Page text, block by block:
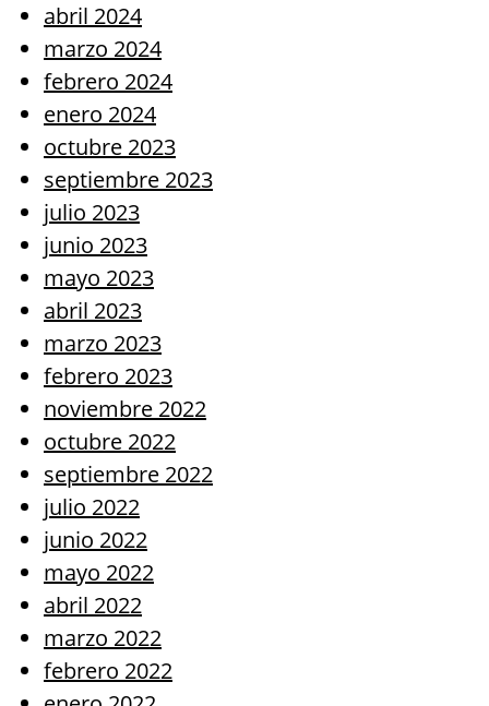
abril 2024
marzo 2024
febrero 2024
enero 2024
octubre 2023
septiembre 2023
julio 2023
junio 2023
mayo 2023
abril 2023
marzo 2023
febrero 2023
noviembre 2022
octubre 2022
septiembre 2022
julio 2022
junio 2022
mayo 2022
abril 2022
marzo 2022
febrero 2022